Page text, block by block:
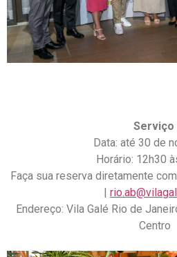
Serviço
Data: até 30 de
Horário: 12h30
Faça sua reserva diretamente
|
Endereço: Vila Galé Rio de
Centro